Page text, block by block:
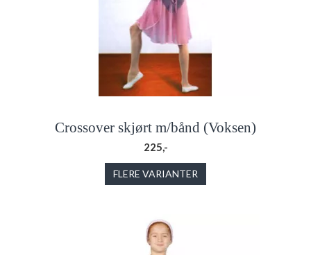
Crossover skjørt m/bånd (Voksen)
225,-
FLERE VARIANTER